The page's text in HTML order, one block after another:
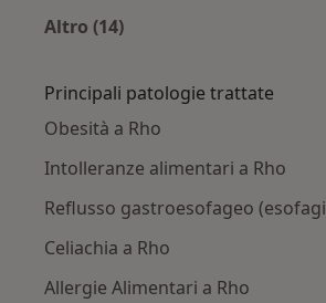
Altro (14)
Principali patologie trattate
Obesità a Rho
Intolleranze alimentari a Rho
Reflusso gastroesofageo
Celiachia a Rho
Allergie Alimentari a Rho